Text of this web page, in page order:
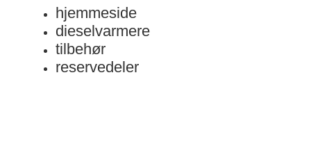
hjemmeside
dieselvarmere
tilbehør
reservedeler